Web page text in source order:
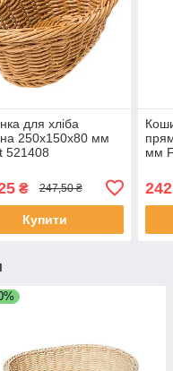
для хліба
250х150х80 мм
521408
₴ 247,50 ₴
Купити
мм